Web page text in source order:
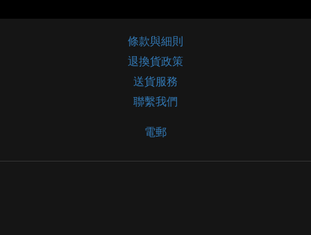
條款與細則
退換貨政策
送貨服務
聯繫我們
電郵